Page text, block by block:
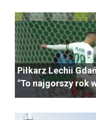
Piłkarz Lechii
"To najgorszy rok